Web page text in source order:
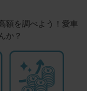
額を調べよう！愛車
か？